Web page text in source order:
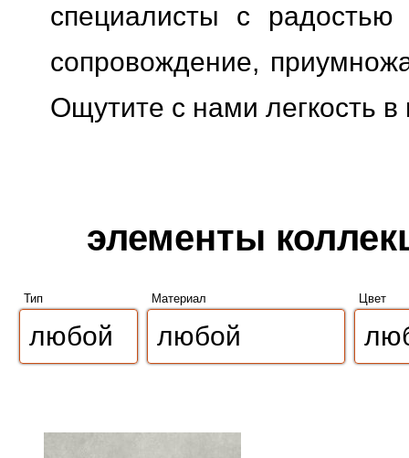
специалисты с радостью
сопровождение,
Ощутите с нами легкость
элементы
Тип Материал Цвет